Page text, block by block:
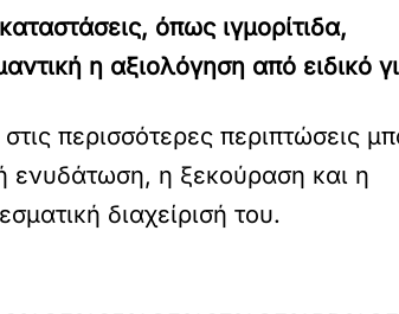
όπως ιγμορίτιδα,
η αξιολόγηση από ειδικό
περισσότερες περιπτώσεις
ενυδάτωση, η ξεκούραση και η
διαχείρισή του.